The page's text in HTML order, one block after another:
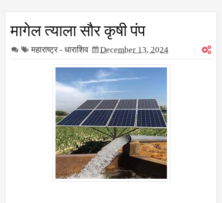
मागेल त्याला सौर कृषी पंप
महाराष्ट्र - धाराशिव December 13, 2024